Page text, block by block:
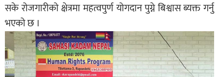
सके रोजगारीको क्षेत्रमा महत्वपुर्ण योगदान पुग्ने बिश्वास ब्यक्त गर्नु
भएको छ ।